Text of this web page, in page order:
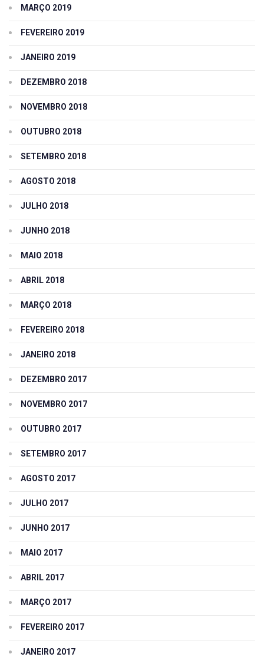
MARÇO 2019
FEVEREIRO 2019
JANEIRO 2019
DEZEMBRO 2018
NOVEMBRO 2018
OUTUBRO 2018
SETEMBRO 2018
AGOSTO 2018
JULHO 2018
JUNHO 2018
MAIO 2018
ABRIL 2018
MARÇO 2018
FEVEREIRO 2018
JANEIRO 2018
DEZEMBRO 2017
NOVEMBRO 2017
OUTUBRO 2017
SETEMBRO 2017
AGOSTO 2017
JULHO 2017
JUNHO 2017
MAIO 2017
ABRIL 2017
MARÇO 2017
FEVEREIRO 2017
JANEIRO 2017